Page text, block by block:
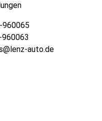
960065
auto.de